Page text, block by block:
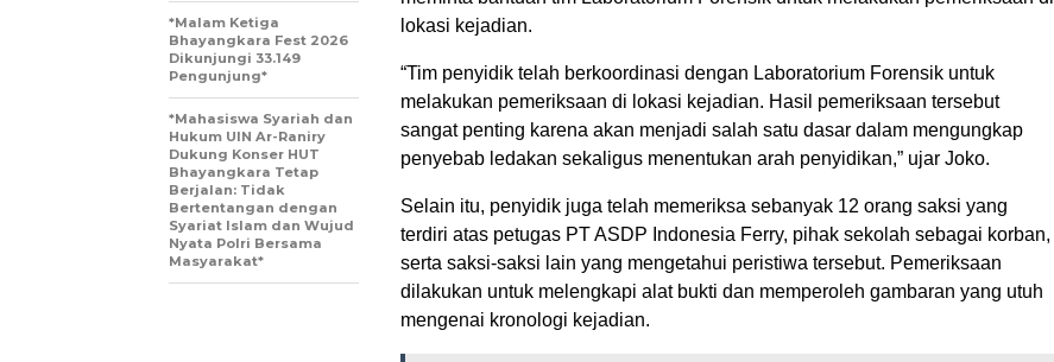
lokasi kejadian.
“Tim penyidik telah berkoordinasi dengan Laboratorium Forensik untuk
melakukan pemeriksaan di lokasi kejadian. Hasil pemeriksaan tersebut
sangat penting karena akan menjadi salah satu dasar dalam mengungkap
penyebab ledakan sekaligus menentukan arah penyidikan,” ujar Joko.
Selain itu, penyidik juga telah memeriksa sebanyak 12 orang saksi yang
terdiri atas petugas PT ASDP Indonesia Ferry, pihak sekolah sebagai korban,
serta saksi-saksi lain yang mengetahui peristiwa tersebut. Pemeriksaan
dilakukan untuk melengkapi alat bukti dan memperoleh gambaran yang utuh
mengenai kronologi kejadian.
*Malam Ketiga
Bhayangkara Fest 2026
Dikunjungi 33.149
Pengunjung*
*Mahasiswa Syariah dan
Hukum UIN Ar-Raniry
Dukung Konser HUT
Bhayangkara Tetap
Berjalan: Tidak
Bertentangan dengan
Syariat Islam dan Wujud
Nyata Polri Bersama
Masyarakat*